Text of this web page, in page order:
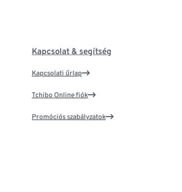
Kapcsolat & segítség
Kapcsolati űrlap
Tchibo Online fiók
Promóciós szabályzatok